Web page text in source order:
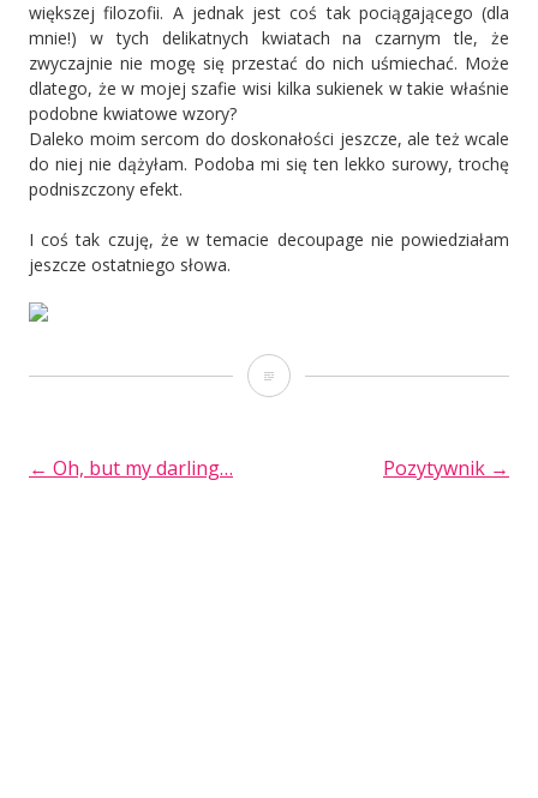
większej filozofii. A jednak jest coś tak pociągającego (dla
mnie!) w tych delikatnych kwiatach na czarnym tle, że
zwyczajnie nie mogę się przestać do nich uśmiechać. Może
dlatego, że w mojej szafie wisi kilka sukienek w takie właśnie
podobne kwiatowe wzory?
Daleko moim sercom do doskonałości jeszcze, ale też wcale
do niej nie dążyłam. Podoba mi się ten lekko surowy, trochę
podniszczony efekt.
I coś tak czuję, że w temacie decoupage nie powiedziałam
jeszcze ostatniego słowa.
Czarne
POST
← Oh, but my darling… Pozytywnik →